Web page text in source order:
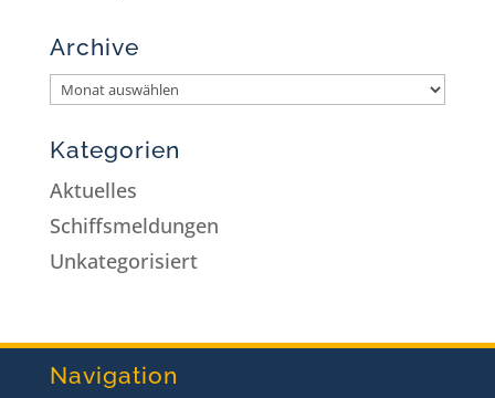
Archive
Kategorien
Aktuelles
Schiffsmeldungen
Unkategorisiert
Navigation